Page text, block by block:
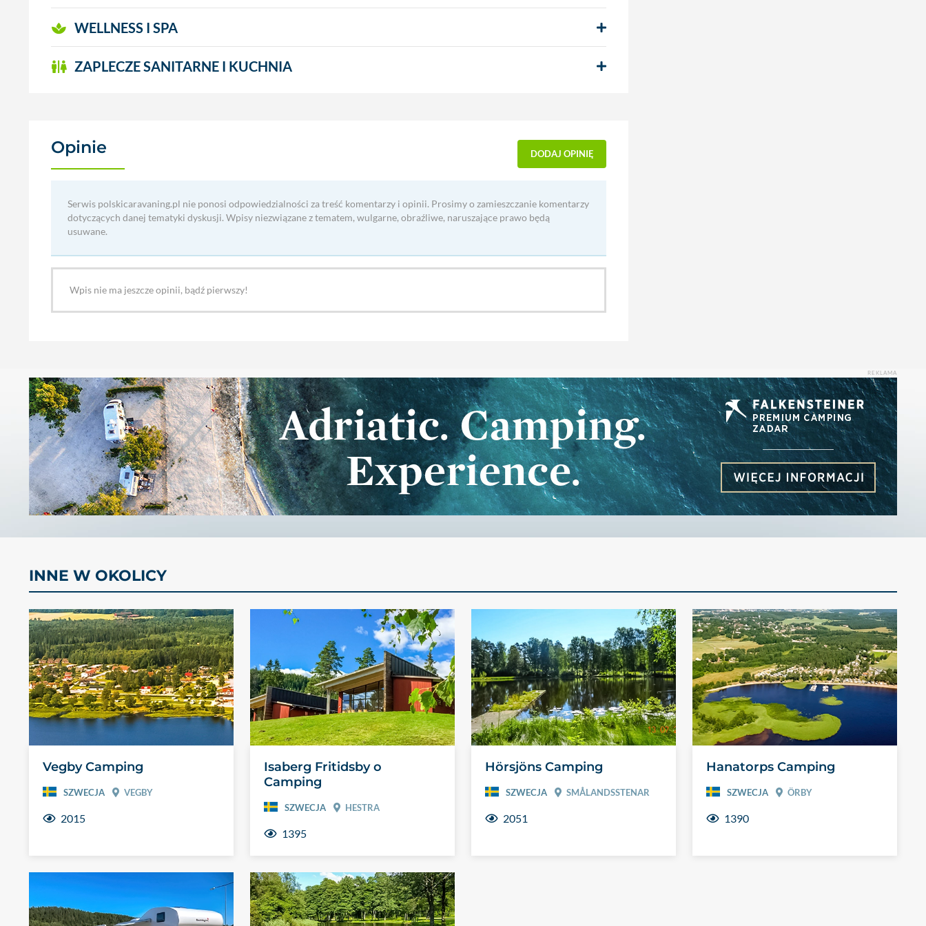
WELLNESS I SPA
ZAPLECZE SANITARNE I KUCHNIA
Opinie DODAJ OPINIĘ
Serwis polskicaravaning.pl nie ponosi odpowiedzialności za treść komentarzy i opinii. Prosimy o zamieszczanie komentarzy
dotyczących danej tematyki dyskusji. Wpisy niezwiązane z tematem, wulgarne, obraźliwe, naruszające prawo będą
usuwane.
Wpis nie ma jeszcze opinii, bądź pierwszy!
REKLAMA
INNE W OKOLICY
Vegby Camping
SZWECJA VEGBY
2015
Isaberg Fritidsby o
Camping
SZWECJA HESTRA
1395
Hörsjöns Camping
SZWECJA SMÅLANDSSTENAR
2051
Hanatorps Camping
SZWECJA ÖRBY
1390